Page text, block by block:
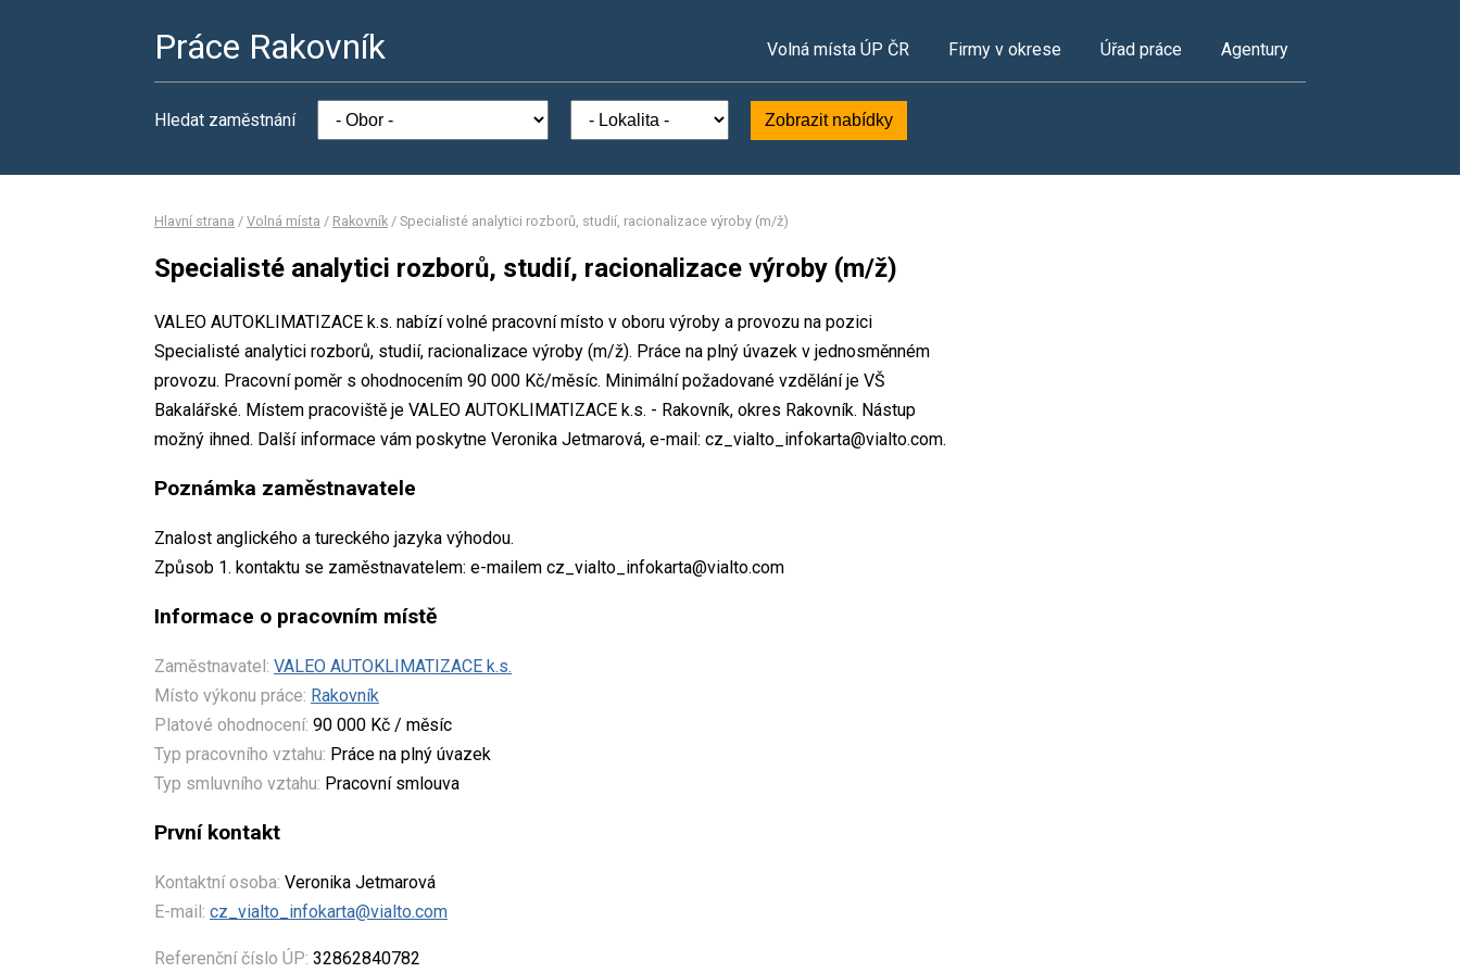
Práce Rakovník Volná místa ÚP ČR Firmy v okrese Úřad práce Agentury
Hledat zaměstnání Zobrazit nabídky
Hlavní strana / Volná místa / Rakovník / Specialisté analytici rozborů, studií, racionalizace výroby (m/ž)
Specialisté analytici rozborů, studií, racionalizace výroby (m/ž)
VALEO AUTOKLIMATIZACE k.s. nabízí volné pracovní místo v oboru výroby a provozu na pozici
Specialisté analytici rozborů, studií, racionalizace výroby (m/ž). Práce na plný úvazek v jednosměnném
provozu. Pracovní poměr s ohodnocením 90 000 Kč/měsíc. Minimální požadované vzdělání je VŠ
Bakalářské. Místem pracoviště je VALEO AUTOKLIMATIZACE k.s. - Rakovník, okres Rakovník. Nástup
možný ihned. Další informace vám poskytne Veronika Jetmarová, e-mail: cz_vialto_infokarta@vialto.com.
Poznámka zaměstnavatele
Znalost anglického a tureckého jazyka výhodou.
Způsob 1. kontaktu se zaměstnavatelem: e-mailem cz_vialto_infokarta@vialto.com
Informace o pracovním místě
Zaměstnavatel: VALEO AUTOKLIMATIZACE k.s.
Místo výkonu práce: Rakovník
Platové ohodnocení: 90 000 Kč / měsíc
Typ pracovního vztahu: Práce na plný úvazek
Typ smluvního vztahu: Pracovní smlouva
První kontakt
Kontaktní osoba: Veronika Jetmarová
E-mail: cz_vialto_infokarta@vialto.com
Referenční číslo ÚP: 32862840782